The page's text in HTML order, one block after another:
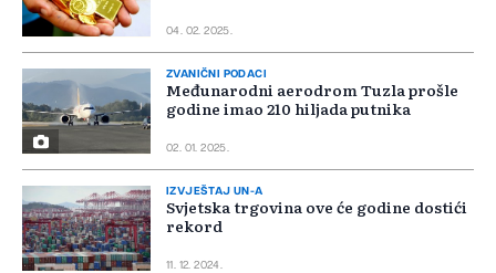
04. 02. 2025.
ZVANIČNI PODACI
Međunarodni aerodrom Tuzla prošle
godine imao 210 hiljada putnika
02. 01. 2025.
IZVJEŠTAJ UN-A
Svjetska trgovina ove će godine dostići
rekord
11. 12. 2024.